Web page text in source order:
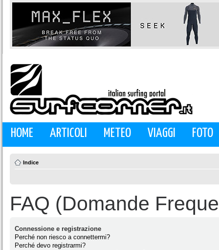
HOME ARTICOLI METEO VIAGGI FOTO
Indice
FAQ (Domande
Connessione e registrazione
Perché non riesco a connettermi?
Perché devo registrarmi?